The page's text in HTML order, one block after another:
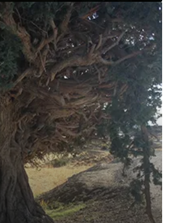
وضع
آيوال
(العرعار
الفوّاح)
في
أوراس